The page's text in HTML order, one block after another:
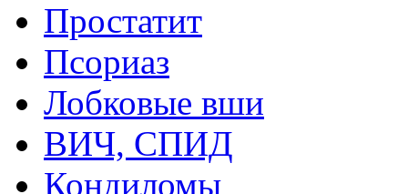
Простатит
Псориаз
Лобковые вши
ВИЧ, СПИД
Кондиломы